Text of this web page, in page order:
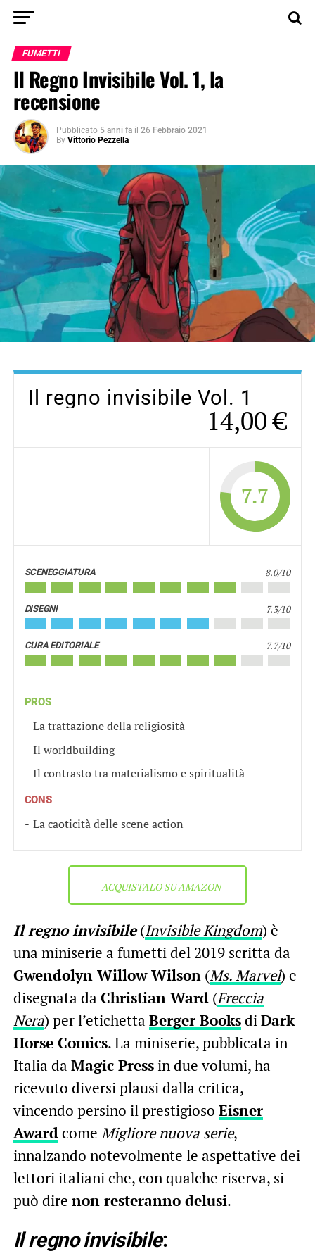
FUMETTI
Il Regno Invisibile Vol. 1, la
recensione
Pubblicato 5 anni fa il 26 Febbraio 2021
By Vittorio Pezzella
Il regno invisibile Vol. 1
14,00 €
7.7
SCENEGGIATURA 8.0/10
DISEGNI 7.3/10
CURA EDITORIALE 7.7/10
PROS
La trattazione della religiosità
Il worldbuilding
Il contrasto tra materialismo e spiritualità
CONS
La caoticità delle scene action
ACQUISTALO SU AMAZON
Il regno invisibile(Invisible Kingdom) è
una miniserie a fumetti del 2019 scritta da
Gwendolyn Willow Wilson(Ms. Marvel) e
disegnata da Christian Ward(Freccia
Nera) per l’etichetta Berger BooksdiDark
Horse Comics. La miniserie, pubblicata in
Italia da Magic Pressin due volumi, ha
ricevuto diversi plausi dalla critica,
vincendo persino il prestigioso Eisner
Awardcome Migliore nuova serie,
innalzando notevolmente le aspettative dei
lettori italiani che, con qualche riserva, si
può dire non resteranno delusi.
Il regno invisibile: